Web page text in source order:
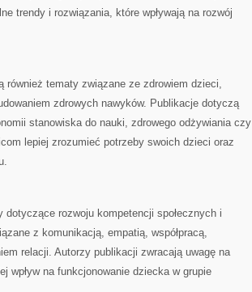
trendy i rozwiązania, które wpływają na rozwój
również tematy związane ze zdrowiem dzieci,
zdrowych nawyków. Publikacje dotyczą
stanowiska do nauki, zdrowego odżywiania czy
lepiej zrozumieć potrzeby swoich dzieci oraz
dotyczące rozwoju kompetencji społecznych i
z komunikacją, empatią, współpracą,
relacji. Autorzy publikacji zwracają uwagę na
wpływ na funkcjonowanie dziecka w grupie